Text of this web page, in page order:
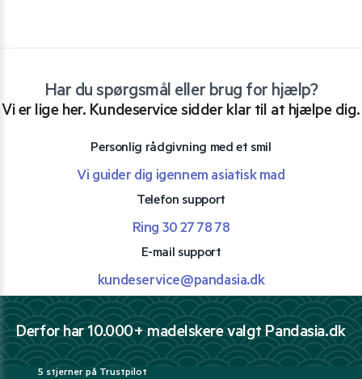
Har du spørgsmål eller brug for hjælp?
Vi er lige her. Kundeservice sidder klar til at hjælpe dig.
Personlig rådgivning med et smil
Vi guider dig igennem asiatisk mad
Telefon support
Ring 30 27 78 78
E-mail support
kundeservice@pandasia.dk
Derfor har 10.000+ madelskere valgt Pandasia.dk
5 stjerner på Trustpilot